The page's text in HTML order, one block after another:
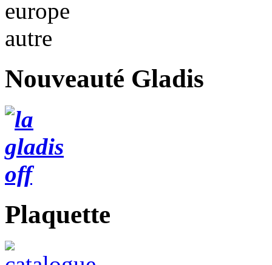
Nouveauté Gladis
Plaquette